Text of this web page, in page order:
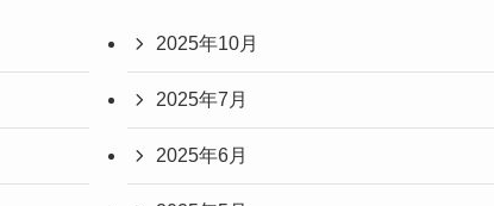
2025年10月
2025年7月
2025年6月